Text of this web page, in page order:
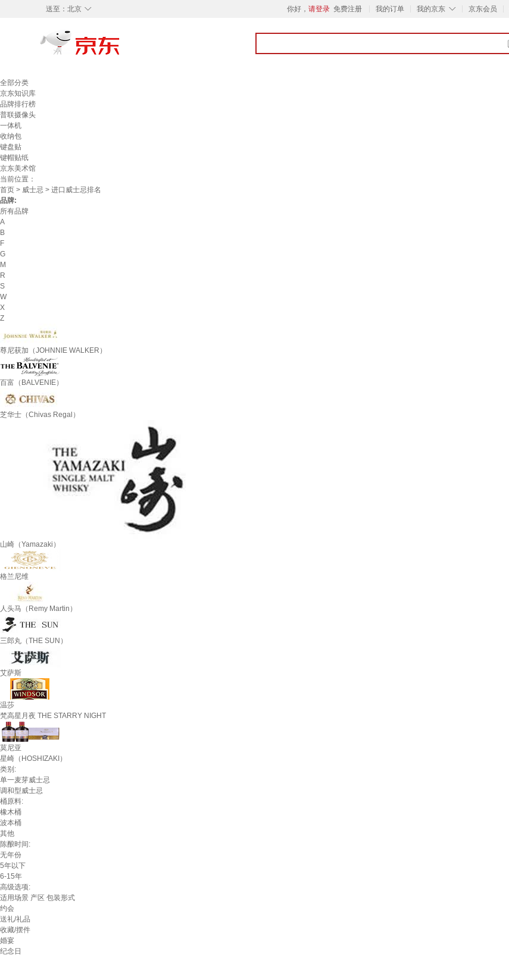
◇
送至： 北京 你好， 请登录 免费注册 我的订单 ◇
我的京东 京东会员
全部分类
京东知识库
品牌排行榜
普联摄像头
一体机
收纳包
键盘贴
键帽贴纸
京东美术馆
当前位置：
首页 > 威士忌 > 进口威士忌排名
品牌:
所有品牌
A
B
F
G
M
R
S
W
X
Z
尊尼获加（JOHNNIE WALKER）
百富（BALVENIE）
芝华士（Chivas Regal）
山崎（Yamazaki）
格兰尼维
人头马（Remy Martin）
三郎丸（THE SUN）
艾萨斯
温莎
梵高星月夜 THE STARRY NIGHT
莫尼亚
星崎（HOSHIZAKI）
类别:
单一麦芽威士忌
调和型威士忌
桶原料:
橡木桶
波本桶
其他
陈酿时间:
无年份
5年以下
6-15年
高级选项:
适用场景 产区 包装形式
约会
送礼/礼品
收藏/摆件
婚宴
纪念日